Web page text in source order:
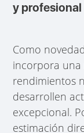
y profesional
Como
incorpora una
rendimientos
desarrollen
excepcional.
estimación